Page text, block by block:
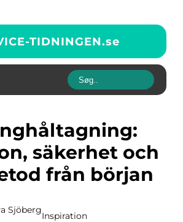
TIDNINGEN.se
säkerhet och
från början
Sjöberg
Inspiration